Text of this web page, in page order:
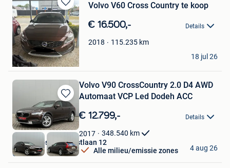
Bewaren
in
Mijn
Favorieten
Volvo V60 Cross Country te koop
€ 16.500,- Details
2018 115.235 km
Lexi Creus
Menen
18 jul 26
Bewaren
in
Mijn
Favorieten
Volvo V90 CrossCountry 2.0 D4 AWD
Automaat VCP Led Dodeh ACC
€ 12.799,- Details
2017 348.540 km
Alle milieu/emissie zones
Autos Zebs Toekomstlaan 12
Genk
4 aug 26